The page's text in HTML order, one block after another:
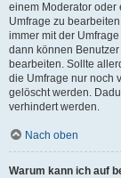
einem Moderator oder
Umfrage zu
immer mit der
dann können
bearbeiten. Sollte
die Umfrage nur noch
gelöscht werden.
verhindert werden.
Nach oben
Warum kann ich auf